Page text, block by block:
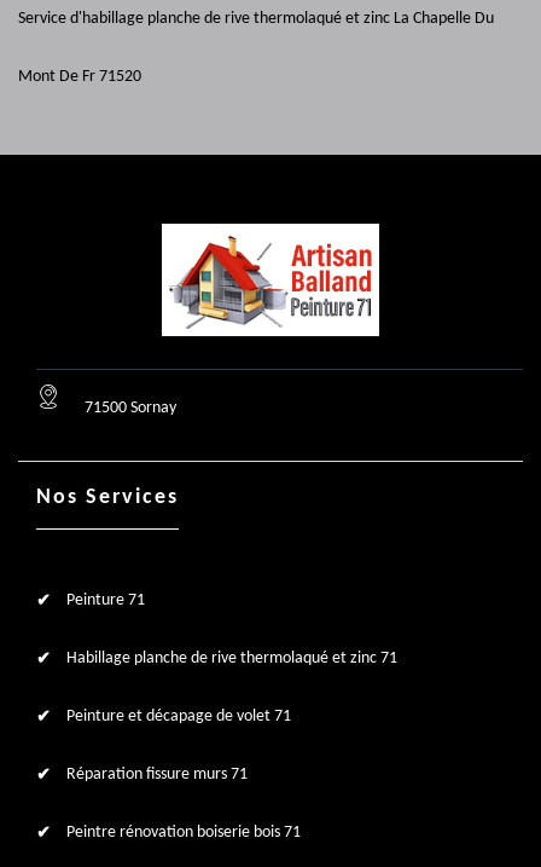
Service d'habillage planche de rive thermolaqué et zinc La Chapelle Du
Mont De Fr 71520
71500 Sornay
Nos Services
Peinture 71
Habillage planche de rive thermolaqué et zinc 71
Peinture et décapage de volet 71
Réparation fissure murs 71
Peintre rénovation boiserie bois 71